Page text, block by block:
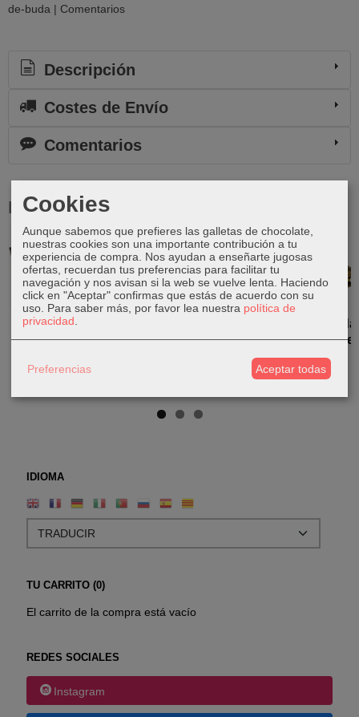
IDIOMA
TU CARRITO (0)
El carrito de la compra está vacío
REDES SOCIALES
Instagram
de-buda | Comentarios
Descripción
Costes de Envío
Comentarios
Productos Relacionados
Caja pintada
con cara de
madera |
con Flor
Plumeria
12,00 €
Caja pintada
con cara de
Buda
9,00 €
Cookies
Aunque sabemos que prefieres las galletas de chocolate,
nuestras cookies son una importante contribución a tu
experiencia de compra. Nos ayudan a enseñarte jugosas
ofertas, recuerdan tus preferencias para facilitar tu
navegación y nos avisan si la web se vuelve lenta. Haciendo
click en "Aceptar" confirmas que estás de acuerdo con su
uso. Para saber más, por favor lea nuestra política de
privacidad
Preferencias Aceptar todas